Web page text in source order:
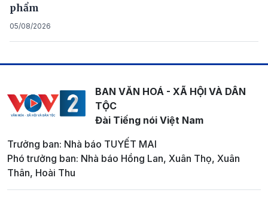
phẩm
05/08/2026
BAN VĂN HOÁ - XÃ HỘI VÀ DÂN
TỘC
Đài Tiếng nói Việt Nam
Trưởng ban: Nhà báo TUYẾT MAI
Phó trưởng ban: Nhà báo Hồng Lan, Xuân Thọ, Xuân
Thân, Hoài Thu